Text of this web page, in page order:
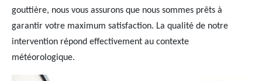
gouttière, nous vous assurons que nous sommes prêts à
garantir votre maximum satisfaction. La qualité de notre
intervention répond effectivement au contexte
météorologique.